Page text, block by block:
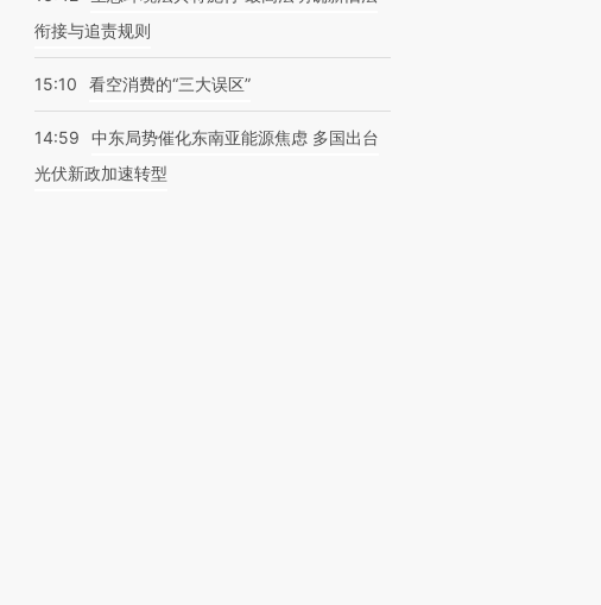
衔接与追责规则
15:10 看空消费的“三大误区”
14:59
中东局势催化东南亚能源焦虑 多国出台
光伏新政加速转型